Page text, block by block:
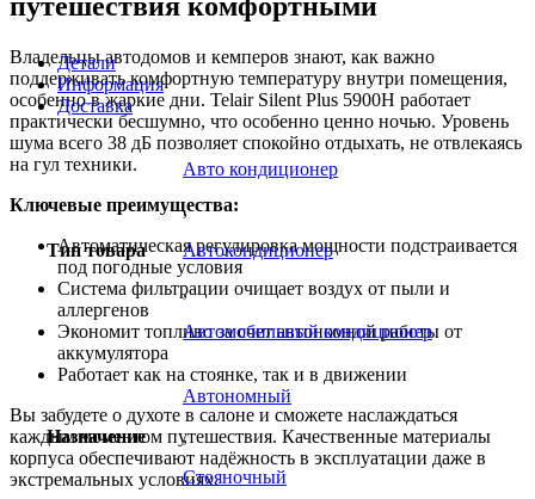
Владельцы автодомов и кемперов знают, как важно
поддерживать комфортную температуру внутри помещения,
особенно в жаркие дни. Telair Silent Plus 5900H работает
практически бесшумно, что особенно ценно ночью. Уровень
шума всего 38 дБ позволяет спокойно отдыхать, не отвлекаясь
на гул техники.
Ключевые преимущества:
Автоматическая регулировка мощности подстраивается
под погодные условия
Система фильтрации очищает воздух от пыли и
аллергенов
Экономит топливо за счет автономной работы от
аккумулятора
Работает как на стоянке, так и в движении
Вы забудете о духоте в салоне и сможете наслаждаться
каждым моментом путешествия. Качественные материалы
корпуса обеспечивают надёжность в эксплуатации даже в
экстремальных условиях.
Детали
Информация
Доставка
Тип товара
Авто кондиционер
,
Автокондиционер
,
Автомобильный кондиционер
Назначение
Автономный
,
Стояночный